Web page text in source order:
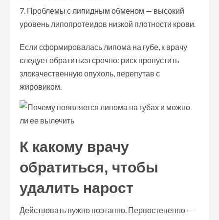
Проблемы с липидным обменом — высокий
уровень липопротеидов низкой плотности крови.
Если сформировалась липома на губе, к врачу
следует обратиться срочно: риск пропустить
злокачественную опухоль, перепутав с
жировиком.
К какому врачу
обратиться, чтобы
удалить нарост
Действовать нужно поэтапно. Первостепенно —